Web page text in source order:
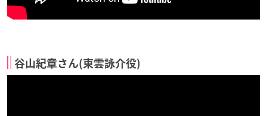
谷山紀章さん(東雲詠介役)